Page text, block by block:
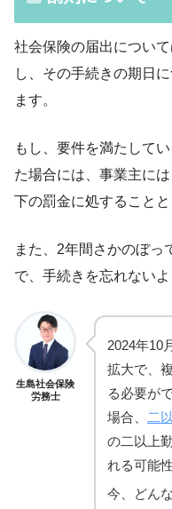
社会保険の届出につい
し、その手続きの期日
ます。
もし、要件を満たして
た場合には、事業主に
下の罰金に処することと
また、2年間さかのぼっ
で、手続きを忘れない
生島社会保険
労務士
2024年10
拡大で、
る必要が
場合、 二
の二以上
れる可能
今、どん